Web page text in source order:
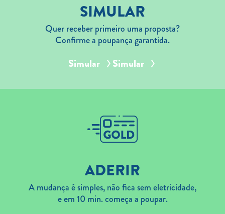
SIMULAR
Quer receber primeiro uma proposta?
Confirme a poupança garantida.
Simular Simular
ADERIR
A mudança é simples, não fica sem eletricidade,
e em 10 min. começa a poupar.